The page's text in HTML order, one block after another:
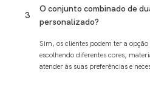
3
O conjunto combinado de
personalizado?
Sim, os clientes podem ter a
escolhendo diferentes cores,
atender às suas preferências e